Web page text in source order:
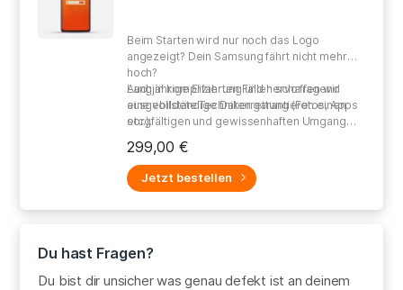
Beim Starten wird nur noch das Logo
angezeigt? Dein Samsungfährt nicht mehr
hoch?
Auch inkomplizierten Fällen schaffen wir
einevollständige Datenrettung (Fotos, Apps
etc.).
Langjährige Erfahrung und hervorragend
ausgebildete Techniker garantieren einen
sorgfältigen und gewissenhaften Umgang
299,00 €
Jetzt bestellen
Du hast Fragen?
Du bist dir unsicher was genau defekt ist an deinem